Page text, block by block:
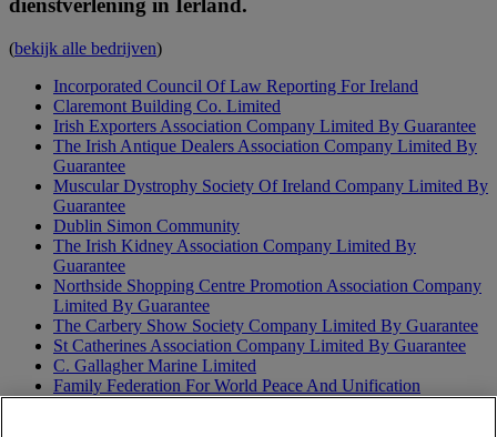
dienstverlening in Ierland.
(bekijk alle bedrijven)
Incorporated Council Of Law Reporting For Ireland
Claremont Building Co. Limited
Irish Exporters Association Company Limited By Guarantee
The Irish Antique Dealers Association Company Limited By
Guarantee
Muscular Dystrophy Society Of Ireland Company Limited By
Guarantee
Dublin Simon Community
The Irish Kidney Association Company Limited By
Guarantee
Northside Shopping Centre Promotion Association Company
Limited By Guarantee
The Carbery Show Society Company Limited By Guarantee
St Catherines Association Company Limited By Guarantee
C. Gallagher Marine Limited
Family Federation For World Peace And Unification